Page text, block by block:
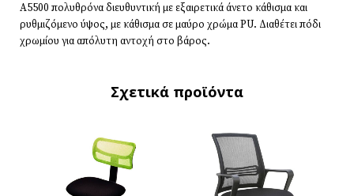
A5500 πολυθρόνα διευθυντική με εξαιρετικά άνετο κάθισμα και
ρυθμιζόμενο ύψος, με κάθισμα σε μαύρο χρώμα PU. Διαθέτει πόδι
χρωμίου για απόλυτη αντοχή στο βάρος.
Σχετικά προϊόντα